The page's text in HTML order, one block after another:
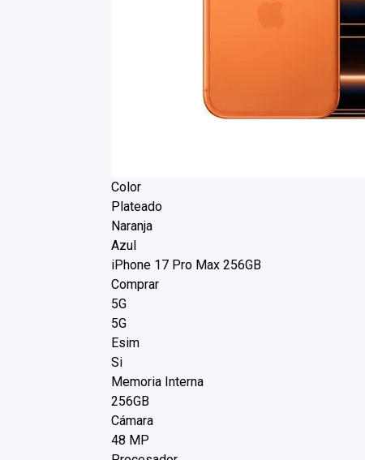
Color
Plateado
Naranja
Azul
iPhone 17 Pro Max 256GB
Comprar
5G
5G
Esim
Si
Memoria Interna
256GB
Cámara
48 MP